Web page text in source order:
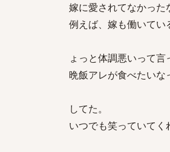
嫁に愛されてなかった
例えば、嫁も働いて
ょっと体調悪いって言
晩飯アレが食べたい
してた。
いつでも笑っていて